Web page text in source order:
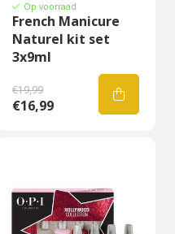
Op voorraad
French Manicure
Naturel kit set
3x9ml
€19,99
€16,99